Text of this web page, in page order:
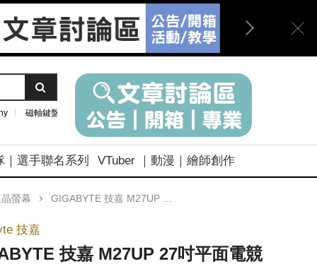
磁軸鍵盤
｜選手聯名系列 VTuber ｜動漫｜繪師創作
螢幕 GIGABYTE 技嘉 M27UP 27吋平面電競螢幕
技嘉
技嘉 M27UP 27吋平面電競